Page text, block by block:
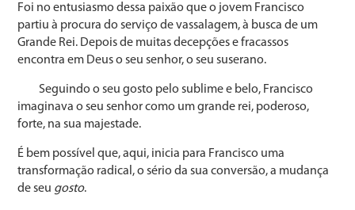
Foi no entusiasmo dessa paixão que o jovem Francisco
partiu à procura do serviço de vassalagem, à busca de um
Grande Rei. Depois de muitas decepções e fracassos
encontra em Deus o seu senhor, o seu suserano.
Seguindo o seu gosto pelo sublime e belo, Francisco
imaginava o seu senhor como um grande rei, poderoso,
forte, na sua majestade.
É bem possível que, aqui, inicia para Francisco uma
transformação radical, o sério da sua conversão, a mudança
de seu gosto.